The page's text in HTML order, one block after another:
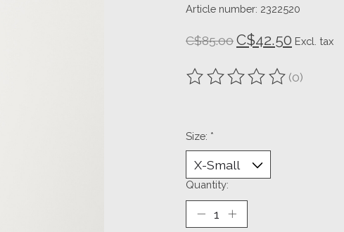
Article number: 2322520
C$85.00C$42.50 Excl. tax
The rating of this product is
(0)
Size: *
Quantity: